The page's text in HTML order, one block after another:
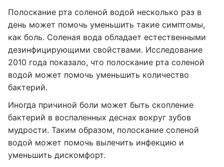
Полоскание рта соленой водой несколько раз в
день может помочь уменьшить такие симптомы,
как боль. Соленая вода обладает естественными
дезинфицирующими свойствами. Исследование
2010 года показало, что полоскание рта соленой
водой может помочь уменьшить количество
бактерий.
Иногда причиной боли может быть скопление
бактерий в воспаленных деснах вокруг зубов
мудрости. Таким образом, полоскание соленой
водой может помочь вылечить инфекцию и
уменьшить дискомфорт.